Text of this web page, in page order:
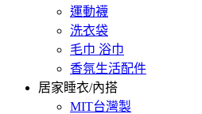
運動襪
洗衣袋
毛巾 浴巾
香氛生活配件
居家睡衣/內搭
MIT台灣製